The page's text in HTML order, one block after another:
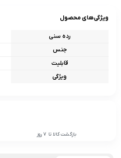
ویژگی‌های محصول
رده سنی
جنس
قابلیت
ویژگی
بازگشت کالا تا 7 روز